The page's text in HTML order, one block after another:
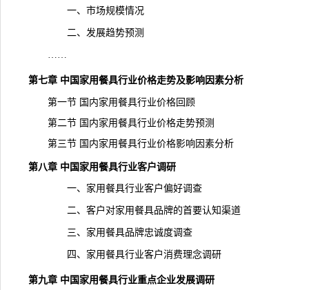
一、市场规模情况
二、发展趋势预测
……
第七章 中国家用餐具行业价格走势及影响因素分析
第一节 国内家用餐具行业价格回顾
第二节 国内家用餐具行业价格走势预测
第三节 国内家用餐具行业价格影响因素分析
第八章 中国家用餐具行业客户调研
一、家用餐具行业客户偏好调查
二、客户对家用餐具品牌的首要认知渠道
三、家用餐具品牌忠诚度调查
四、家用餐具行业客户消费理念调研
第九章 中国家用餐具行业重点企业发展调研